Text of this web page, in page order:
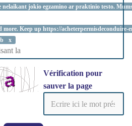
nelaikant jokio egzamino ar praktinio testo.
more. Keep up https://
Vérification pour
sauver la page